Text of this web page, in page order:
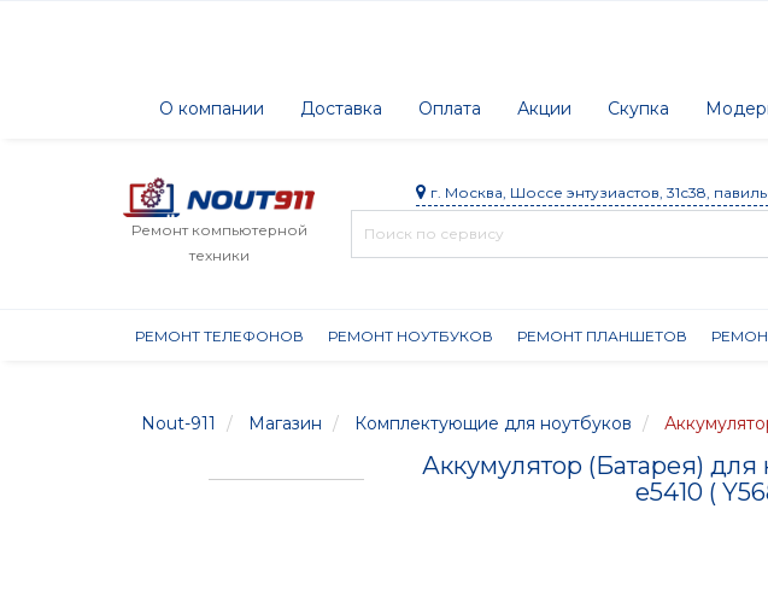
О компании Доставка Оплата Акции Скупка
Ремонт компьютерной
техники
г. Москва, Шоссе энтузиастов, 31с38,
РЕМОНТ ТЕЛЕФОНОВ РЕМОНТ НОУТБУКОВ РЕМОНТ ПЛАНШЕТОВ
Nout-911 Магазин Комплектующие для ноутбуков
Аккумулятор (Батарея)
e5410 (